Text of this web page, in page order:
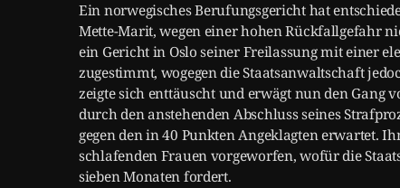
Ein norwegisches Berufungsgericht hat
Mette-Marit, wegen einer hohen Rückfallgefahr
ein Gericht in Oslo seiner Freilassung mit einer
zugestimmt, wogegen die Staatsanwaltschaft
zeigte sich enttäuscht und erwägt nun den Gang
durch den anstehenden Abschluss seines
gegen den in 40 Punkten Angeklagten erwartet.
schlafenden Frauen vorgeworfen, wofür die
sieben Monaten fordert.